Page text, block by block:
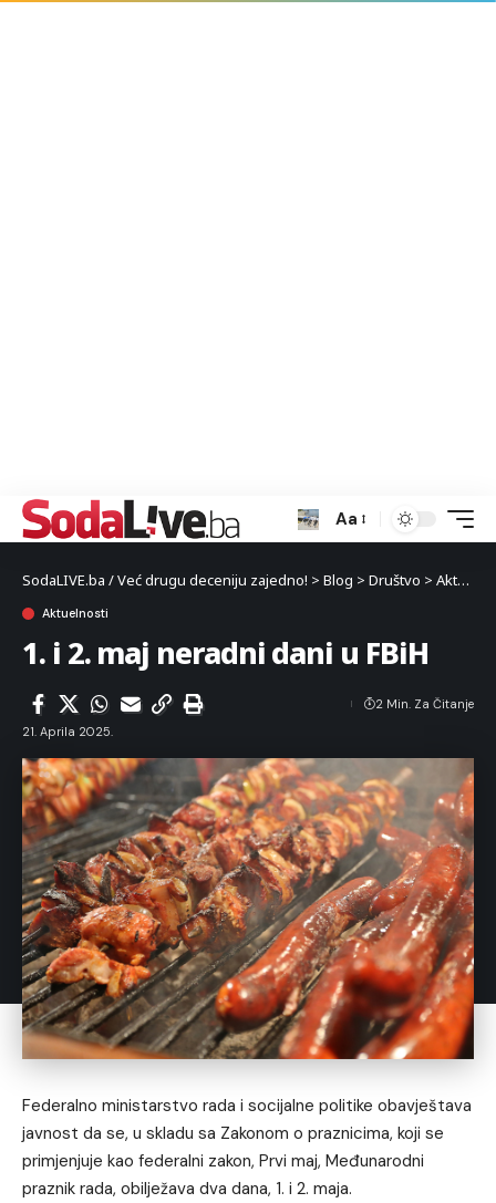
Aa
SodaLIVE.ba / Već drugu deceniju zajedno! > Blog > Društvo > Aktuelnosti
Aktuelnosti
1. i 2. maj neradni dani u FBiH
21. Aprila 2025.
2 Min. Za Čitanje
Federalno ministarstvo rada i socijalne politike obavještava
javnost da se, u skladu sa Zakonom o praznicima, koji se
primjenjuje kao federalni zakon, Prvi maj, Međunarodni
praznik rada, obilježava dva dana, 1. i 2. maja.